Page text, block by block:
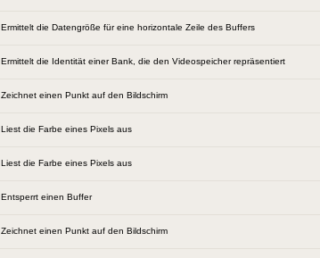
Ermittelt die Datengröße für eine horizontale Zeile des Buffers
Ermittelt die Identität einer Bank, die den Videospeicher repräsentiert
Zeichnet einen Punkt auf den Bildschirm
Liest die Farbe eines Pixels aus
Liest die Farbe eines Pixels aus
Entsperrt einen Buffer
Zeichnet einen Punkt auf den Bildschirm